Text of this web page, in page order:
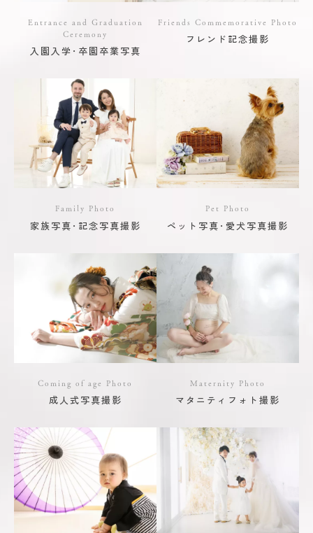
Entrance and Graduation
Ceremony
入園入学･卒園卒業写真
Friends Commemorative Photo
フレンド記念撮影
Family Photo
家族写真･記念写真撮影
Pet Photo
ペット写真･愛犬写真撮影
Coming of age Photo
成人式写真撮影
Maternity Photo
マタニティフォト撮影